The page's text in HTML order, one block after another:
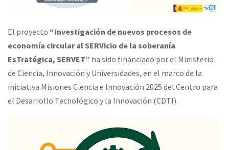
El proyecto “Investigación de nuevos procesos de
economía circular al SERVicio de la soberanía
EsTratégica, SERVET” ha sido financiado por el Ministerio
de Ciencia, Innovación y Universidades, en el marco de la
iniciativa Misiones Ciencia e Innovación 2025 del Centro para
el Desarrollo Tecnológico y la Innovación (CDTI).